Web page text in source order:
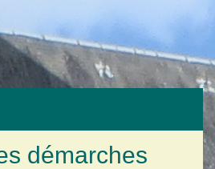
démarches